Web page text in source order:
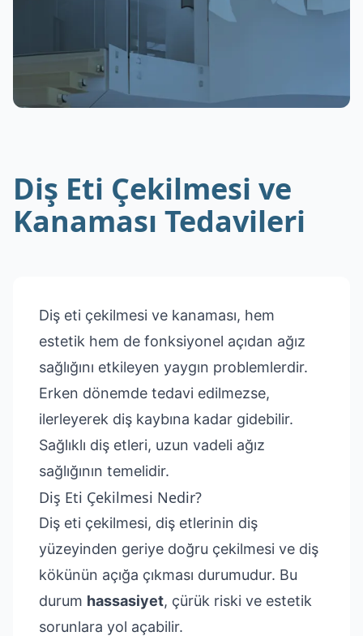
Diş Eti Çekilmesi ve
Kanaması Tedavileri
Diş eti çekilmesi ve kanaması, hem
estetik hem de fonksiyonel açıdan ağız
sağlığını etkileyen yaygın problemlerdir.
Erken dönemde tedavi edilmezse,
ilerleyerek diş kaybına kadar gidebilir.
Sağlıklı diş etleri, uzun vadeli ağız
sağlığının temelidir.
Diş Eti Çekilmesi Nedir?
Diş eti çekilmesi, diş etlerinin diş
yüzeyinden geriye doğru çekilmesi ve diş
kökünün açığa çıkması durumudur. Bu
durum hassasiyet, çürük riski ve estetik
sorunlara yol açabilir.